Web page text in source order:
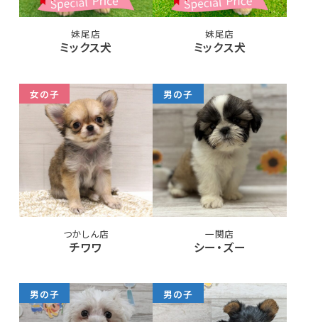
妹尾店
ミックス犬
妹尾店
ミックス犬
女の子
つかしん店
チワワ
男の子
一関店
シー・ズー
男の子 男の子